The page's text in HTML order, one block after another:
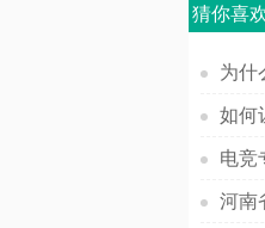
猜你喜
为什
如何
电竞